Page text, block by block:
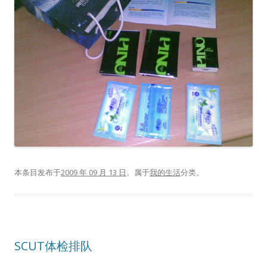
本条目发布于2009 年 09 月 13 日。属于我的生活分类。
SCUT体检排队